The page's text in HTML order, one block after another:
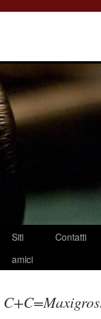
Siti
amici
Contatti